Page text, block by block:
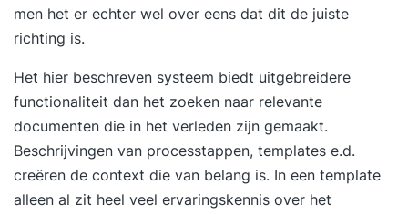
men het er echter wel over eens dat dit de juiste
richting is.
Het hier beschreven systeem biedt uitgebreidere
functionaliteit dan het zoeken naar relevante
documenten die in het verleden zijn gemaakt.
Beschrijvingen van processtappen, templates e.d.
creëren de context die van belang is. In een template
alleen al zit heel veel ervaringskennis over het